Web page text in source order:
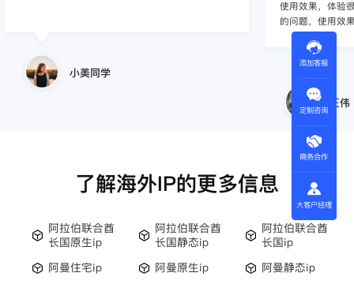
小美同学
使用效果，体验
的问题，使用效
王伟
了解海外IP的更多信息
阿拉伯联合酋
长国原生ip
阿拉伯联合酋
长国静态ip
阿拉伯联合酋
长国ip
阿曼住宅ip
阿曼原生ip
阿曼静态ip
添加客服
定制咨询
商务合作
大客户经理